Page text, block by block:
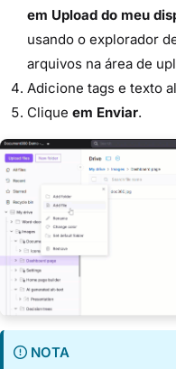
em Upload do meu
usando o explorador
arquivos na área de
Adicione tags e texto
Clique em Enviar.
NOTA